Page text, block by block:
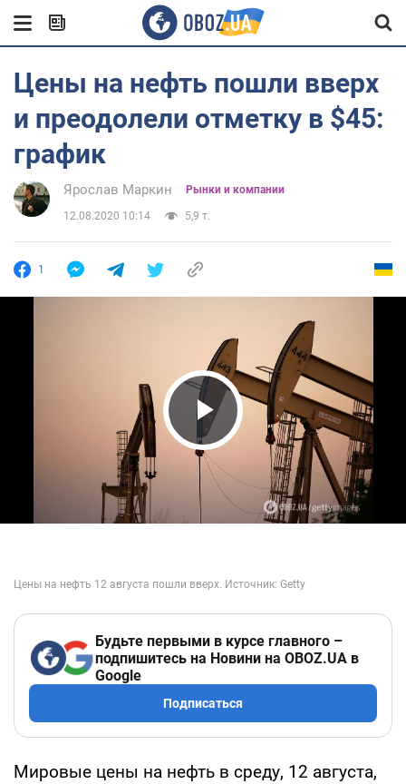
Цены на нефть пошли вверх
и преодолели отметку в $45:
график
Ярослав Маркин Рынки и компании
12.08.2020 10:14 5,9 т.
1
Play Video
Будьте первыми в курсе главного –
подпишитесь на Новини на OBOZ.UA в
Google
Подписаться
Мировые цены на нефть в среду, 12 августа,